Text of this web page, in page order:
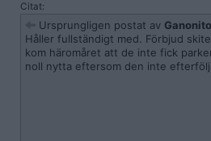
Citat:
Ursprungligen postat av Ganonito
Håller fullständigt med. Förbjud
kom häromåret att de inte fick
noll nytta eftersom den inte